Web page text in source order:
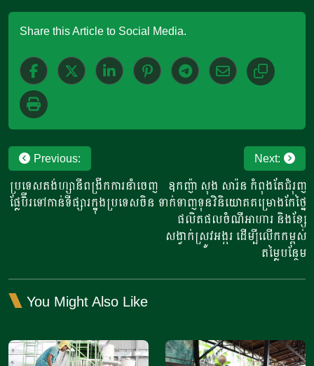
Share this Article to Social Media.
Post
navigation
Previous:
ប្រទេសតង់ហ្សានីពង្រីកការនាំចេញ
ផ្លែប៊ឺរទៅកាន់ទីផ្សារក្នុងប្រទេសចិន
Next:
ឧកញ៉ា សុង សារ៉ន កំពុងតែជំរុញ
ទាក់ទាញទុនវិនិយោគគម្រោងកែថ្នៃ
ផលិតផលចំណីអាហារ និងខ្សែ
សង្វាក់ស្រូវអង្ករ ដើម្បីលើកកម្ពស់
តម្លៃបន្ថែម
You Might Also Like